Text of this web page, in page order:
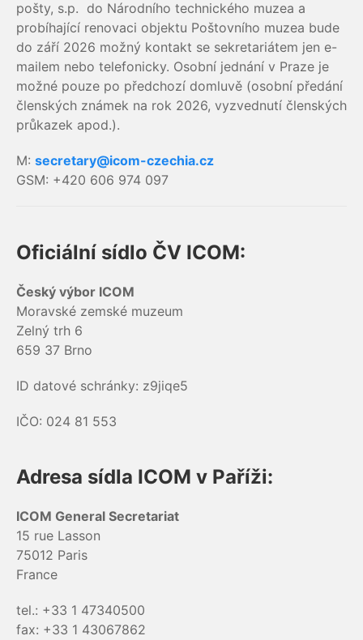
pošty, s.p. do Národního technického muzea a
probíhající renovaci objektu Poštovního muzea bude
do září 2026 možný kontakt se sekretariátem jen e-
mailem nebo telefonicky. Osobní jednání v Praze je
možné pouze po předchozí domluvě (osobní předání
členských známek na rok 2026, vyzvednutí členských
průkazek apod.).
M: secretary@icom-czechia.cz
GSM: +420 606 974 097
Oficiální sídlo ČV ICOM:
Český výbor ICOM
Moravské zemské muzeum
Zelný trh 6
659 37 Brno
ID datové schránky: z9jiqe5
IČO: 024 81 553
Adresa sídla ICOM v Paříži:
ICOM General Secretariat
15 rue Lasson
75012 Paris
France
tel.: +33 1 47340500
fax: +33 1 43067862